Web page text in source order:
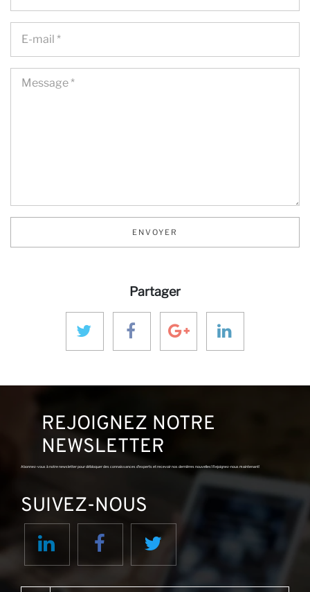
ENVOYER
Partager
REJOIGNEZ NOTRE
NEWSLETTER
Abonnez-vous à notre newsletter pour débloquer des connaissances d'experts et recevoir nos dernières nouvelles! Rejoignez-nous maintenant!
SUIVEZ-NOUS